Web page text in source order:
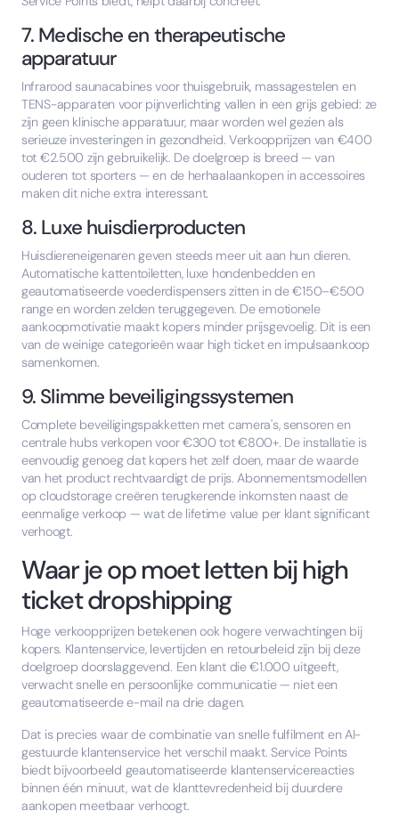
7. Medische en therapeutische
apparatuur
Infrarood saunacabines voor thuisgebruik, massagestelen en
TENS-apparaten voor pijnverlichting vallen in een grijs gebied: ze
zijn geen klinische apparatuur, maar worden wel gezien als
serieuze investeringen in gezondheid. Verkoopprijzen van €400
tot €2.500 zijn gebruikelijk. De doelgroep is breed — van
ouderen tot sporters — en de herhaalaankopen in accessoires
maken dit niche extra interessant.
8. Luxe huisdierproducten
Huisdiereneigenaren geven steeds meer uit aan hun dieren.
Automatische kattentoiletten, luxe hondenbedden en
geautomatiseerde voederdispensers zitten in de €150–€500
range en worden zelden teruggegeven. De emotionele
aankoopmotivatie maakt kopers minder prijsgevoelig. Dit is een
van de weinige categorieën waar high ticket en impulsaankoop
samenkomen.
9. Slimme beveiligingssystemen
Complete beveiligingspakketten met camera's, sensoren en
centrale hubs verkopen voor €300 tot €800+. De installatie is
eenvoudig genoeg dat kopers het zelf doen, maar de waarde
van het product rechtvaardigt de prijs. Abonnementsmodellen
op cloudstorage creëren terugkerende inkomsten naast de
eenmalige verkoop — wat de lifetime value per klant significant
verhoogt.
Waar je op moet letten bij high
ticket dropshipping
Hoge verkoopprijzen betekenen ook hogere verwachtingen bij
kopers. Klantenservice, levertijden en retourbeleid zijn bij deze
doelgroep doorslaggevend. Een klant die €1.000 uitgeeft,
verwacht snelle en persoonlijke communicatie — niet een
geautomatiseerde e-mail na drie dagen.
Dat is precies waar de combinatie van snelle fulfilment en AI-
gestuurde klantenservice het verschil maakt. Service Points
biedt bijvoorbeeld geautomatiseerde klantenservicereacties
binnen één minuut, wat de klanttevredenheid bij duurdere
aankopen meetbaar verhoogt.